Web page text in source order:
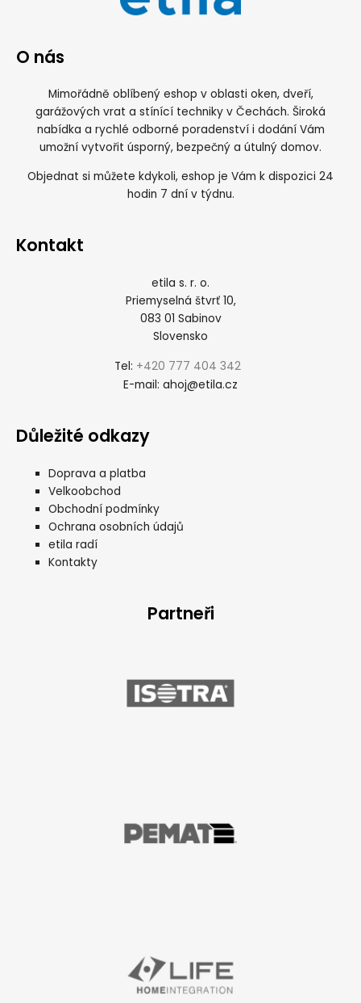
O nás
Mimořádně oblíbený eshop v oblasti oken, dveří,
garážových vrat a stínící techniky v Čechách. Široká
nabídka a rychlé odborné poradenství i dodání Vám
umožní vytvořit úsporný, bezpečný a útulný domov.
Objednat si můžete kdykoli, eshop je Vám k dispozici 24
hodin 7 dní v týdnu.
Kontakt
etila s. r. o.
Priemyselná štvrť 10,
083 01 Sabinov
Slovensko
Tel: +420 777 404 342
E-mail: ahoj@etila.cz
Důležité odkazy
Doprava a platba
Velkoobchod
Obchodní podmínky
Ochrana osobních údajů
etila radí
Kontakty
Partneři